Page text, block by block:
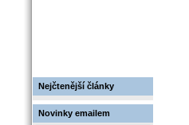
Nejčtenější články
Novinky emailem